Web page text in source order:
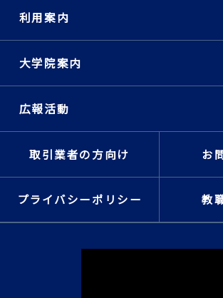
Time-
重川 秀実 教授
2023-11-02
2023年度分子
術交流セミナ
～ 有機合成DX
2023-10-24
放射光60周年
利用案内
大学院案内
広報活動
取引業者の方向け お
プライバシーポリシー 教